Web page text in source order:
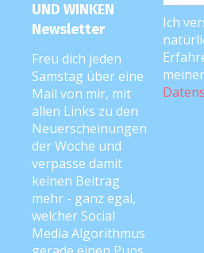
UND WINKEN
Newsletter
Freu dich jeden
Samstag über eine
Mail von mir, mit
allen Links zu den
Neuerscheinungen
der Woche und
verpasse damit
keinen Beitrag
mehr - ganz egal,
welcher Social
Media Algorithmus
Ich
meiner
2026 editorial|Editorial Pro by